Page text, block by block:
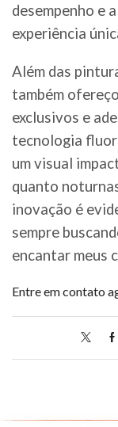
desempenho e
experiência
Além das
também
exclusivos e
tecnologia
um visual
quanto
inovação é
sempre
encantar meus
Entre em contato